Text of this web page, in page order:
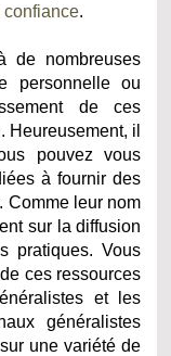
confiance.
de nombreuses
personnelle ou
de ces
Heureusement, il
pouvez vous
à fournir des
Comme leur nom
sur la diffusion
pratiques. Vous
ces ressources
et les
généralistes
une variété de